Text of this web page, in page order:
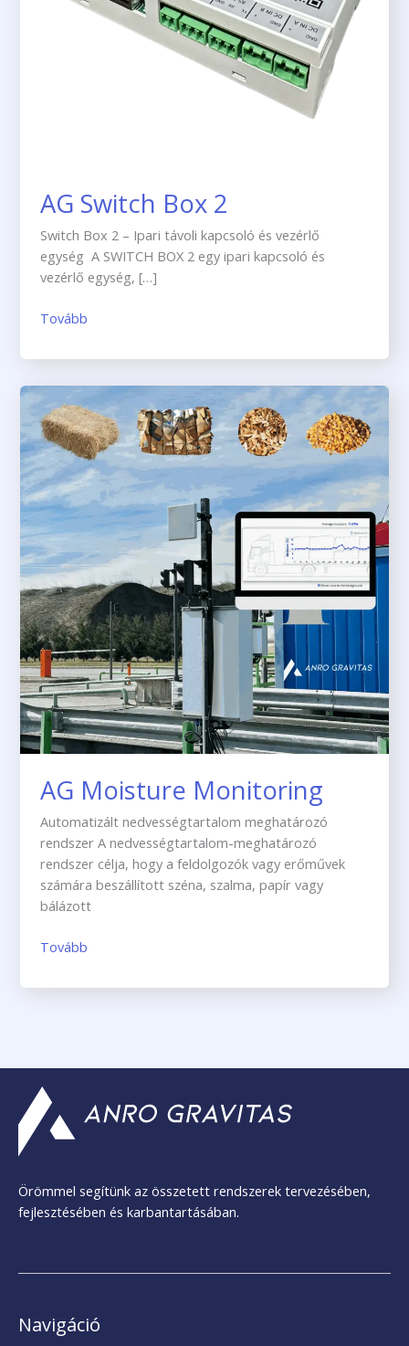
AG Switch Box 2
Switch Box 2 – Ipari távoli kapcsoló és vezérlő
egység A SWITCH BOX 2 egy ipari kapcsoló és
vezérlő egység, […]
Tovább
AG Moisture Monitoring
Automatizált nedvességtartalom meghatározó
rendszer A nedvességtartalom-meghatározó
rendszer célja, hogy a feldolgozók vagy erőművek
számára beszállított széna, szalma, papír vagy
bálázott
AG
Moisture
Monitoring
Tovább
Örömmel segítünk az összetett rendszerek tervezésében,
fejlesztésében és karbantartásában.
Navigáció